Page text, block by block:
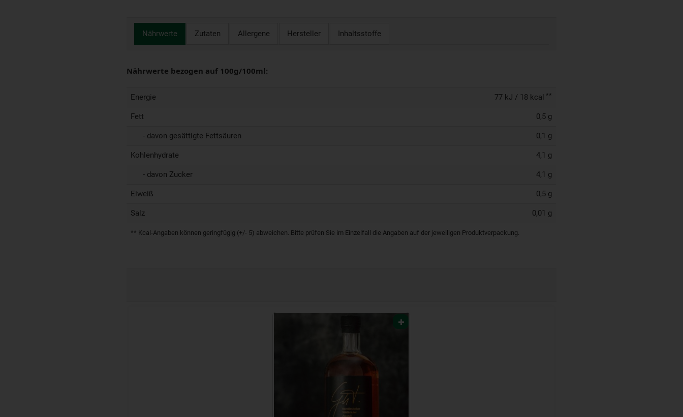
Nährwerte Zutaten Allergene Hersteller Inhaltsstoffe
Nährwerte bezogen auf 100g/100ml:
Energie 77 kJ / 18 kcal **
Fett 0,5 g
- davon gesättigte Fettsäuren 0,1 g
Kohlenhydrate 4,1 g
- davon Zucker 4,1 g
Eiweiß 0,5 g
Salz 0,01 g
** Kcal-Angaben können geringfügig (+/- 5) abweichen. Bitte prüfen Sie im Einzelfall die Angaben auf der jeweiligen Produktverpackung.